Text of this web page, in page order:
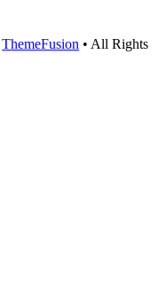
ThemeFusion • All Rights